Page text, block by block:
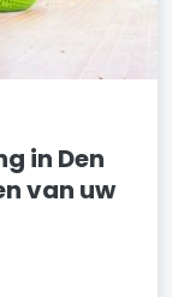
in Den
van uw